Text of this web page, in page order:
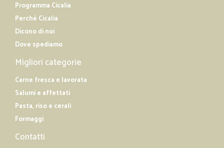
Programma Cicalia
Perché Cicalia
Dicono di noi
Dove spediamo
Migliori categorie
Carne fresca e lavorata
Salumi e affettati
Pasta, riso e cerali
Formaggi
Contatti